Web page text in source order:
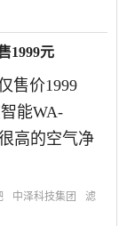
1999元
售价1999
能WA-
高的空气净
中泽科技集团
滤